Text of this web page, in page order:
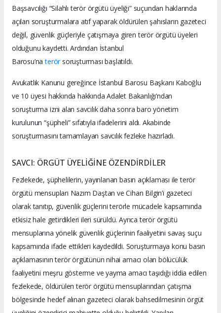
Başsavcılığı “Silahlı terör örgütü üyeliği” suçundan haklarında
açılan soruşturmalara atıf yaparak öldürülen şahısların gazeteci
değil, güvenlik güçleriyle çatışmaya giren terör örgütü üyeleri
olduğunu kaydetti. Ardından İstanbul
Barosu’na terörsoruşturması başlatıldı.
Avukatlık Kanunu gereğince İstanbul Barosu Başkanı Kaboğlu
ve 10 üyesi hakkında hakkında Adalet Bakanlığı’ndan
soruşturma izni alan savcılık daha sonra baro yönetim
kurulunun “şüpheli” sıfatıyla ifadelerini aldı. Akabinde
soruşturmasını tamamlayan savcılık fezleke hazırladı.
SAVCI: ÖRGÜT ÜYELİĞİNE ÖZENDİRDİLER
Fezlekede, şüphelilerin, yayınlanan basın açıklaması ile terör
örgütü mensupları Nazım Daştan ve Cihan Bilgin’i gazeteci
olarak tanıtıp, güvenlik güçlerini terörle mücadele kapsamında
etkisiz hale getirdikleri ileri sürüldü. Ayrıca terör örgütü
mensuplarına yönelik güvenlik güçlerinin faaliyetini savaş suçu
kapsamında ifade ettikleri kaydedildi. Soruşturmaya konu basın
açıklamasının terör örgütünün nihai amacı olan bölücülük
faaliyetini meşru gösterme ve yayma amacı taşıdığı iddia edilen
fezlekede, öldürülen terör örgütü mensuplarından çatışma
bölgesinde hedef alınan gazeteci olarak bahsedilmesinin örgüt